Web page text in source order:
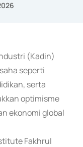
(Kadin)
seperti
serta
optimisme
ekonomi global
Fakhrul